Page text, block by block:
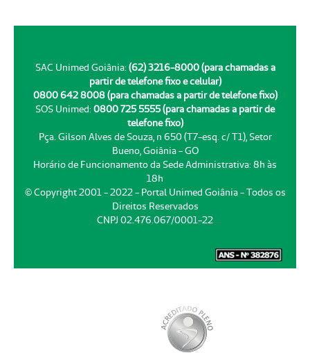
SAC Unimed Goiânia: (62) 3216-8000 (para chamadas a
partir de telefone fixo e celular)
0800 642 8008 (para chamadas a partir de telefone fixo)
SOS Unimed: 0800 725 5555 (para chamadas a partir de
telefone fixo)
Pça. Gilson Alves de Souza, n 650 (T7-esq. c/ T1), Setor
Bueno, Goiânia - GO
Horário de Funcionamento da Sede Administrativa: 8h às
18h
© Copyright 2001 - 2022 - Portal Unimed Goiânia - Todos os
Direitos Reservados
CNPJ 02.476.067/0001-22